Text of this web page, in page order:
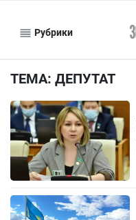
Рубрики
ТЕМА: ДЕПУТАТ